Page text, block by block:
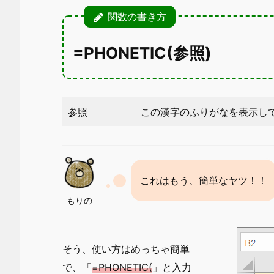
関数の書き方
=PHONETIC(参照)
参照 この漢字のふりがなを表示し
もりの
これはもう、簡単なヤツ！！
そう、使い方はめっちゃ簡単
で、「=PHONETIC( 」と入力